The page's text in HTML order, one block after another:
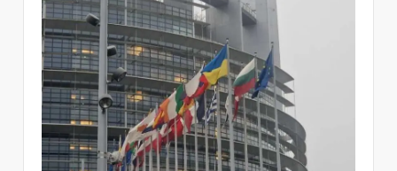
uniós
csatlakozás:
Brüsszel
a
valóságot
figyelmen
kívül
hagyva
nyitott